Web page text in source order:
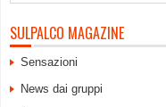
SULPALCO MAGAZINE
Sensazioni
News dai gruppi